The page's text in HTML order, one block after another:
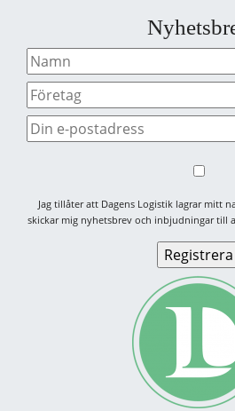
Jag tillåter att Dagens Logistik lagrar mitt
skickar mig nyhetsbrev och inbjudningar till